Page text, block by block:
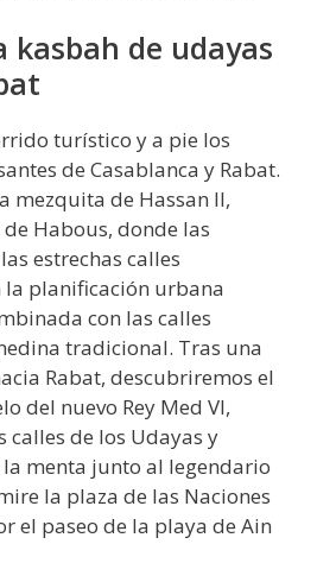
kasbah de udayas
turístico y a pie los
de Casablanca y Rabat.
mezquita de Hassan II,
Habous, donde las
estrechas calles
planificación urbana
con las calles
tradicional. Tras una
Rabat, descubriremos el
del nuevo Rey Med VI,
calles de los Udayas y
menta junto al legendario
la plaza de las Naciones
el paseo de la playa de Ain